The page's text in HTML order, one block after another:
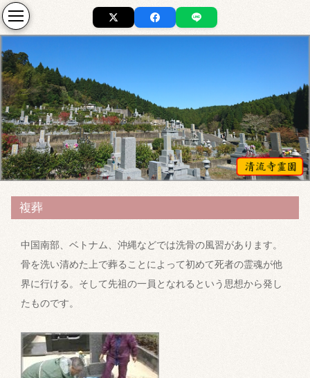
複葬
中国南部、ベトナム、沖縄などでは洗骨の風習があります。
骨を洗い清めた上で葬ることによって初めて死者の霊魂が他
界に行ける。そして先祖の一員となれるという思想から発し
たものです。